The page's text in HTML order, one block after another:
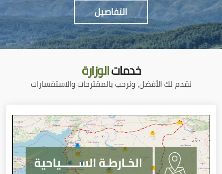
التفاصيل
خدماتالوزارة
نقدم لك الأفضل، ونرحب بالمقترحات والاستفسارات